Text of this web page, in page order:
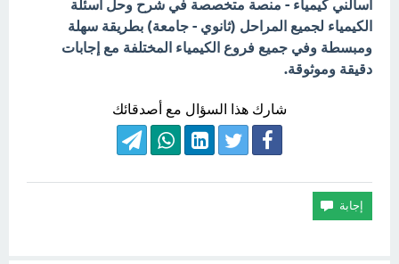
اسألني كيمياء - منصة متخصصة في شرح وحل أسئلة
الكيمياء لجميع المراحل (ثانوي - جامعة) بطريقة سهلة
ومبسطة وفي جميع فروع الكيمياء المختلفة مع إجابات
دقيقة وموثوقة.
شارك هذا السؤال مع أصدقائك